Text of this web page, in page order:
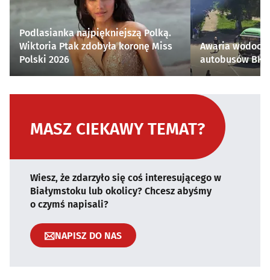
Podlasianka najpiękniejszą Polką.
Wiktoria Ptak zdobyła koronę Miss
Polski 2026
Awaria
autobusów
MASZ CIEKAWY TEMAT?
Wiesz, że zdarzyło się coś interesującego w
Białymstoku lub okolicy? Chcesz abyśmy
o czymś napisali?
NAPISZ DO NAS